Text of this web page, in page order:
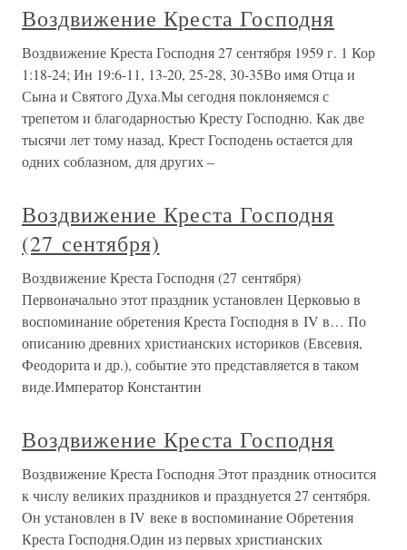
Воздвижение Креста Господня
Воздвижение Креста Господня 27 сентября 1959 г. 1 Кор
1:18-24; Ин 19:6-11, 13-20, 25-28, 30-35Во имя Отца и
Сына и Святого Духа.Мы сегодня поклоняемся с
трепетом и благодарностью Кресту Господню. Как две
тысячи лет тому назад, Крест Господень остается для
одних соблазном, для других –
Воздвижение Креста Господня
(27 сентября)
Воздвижение Креста Господня (27 сентября)
Первоначально этот праздник установлен Церковью в
воспоминание обретения Креста Господня в IV в… По
описанию древних христианских историков (Евсевия,
Феодорита и др.), событие это представляется в таком
виде.Император Константин
Воздвижение Креста Господня
Воздвижение Креста Господня Этот праздник относится
к числу великих праздников и празднуется 27 сентября.
Он установлен в IV веке в воспоминание Обретения
Креста Господня.Один из первых христианских